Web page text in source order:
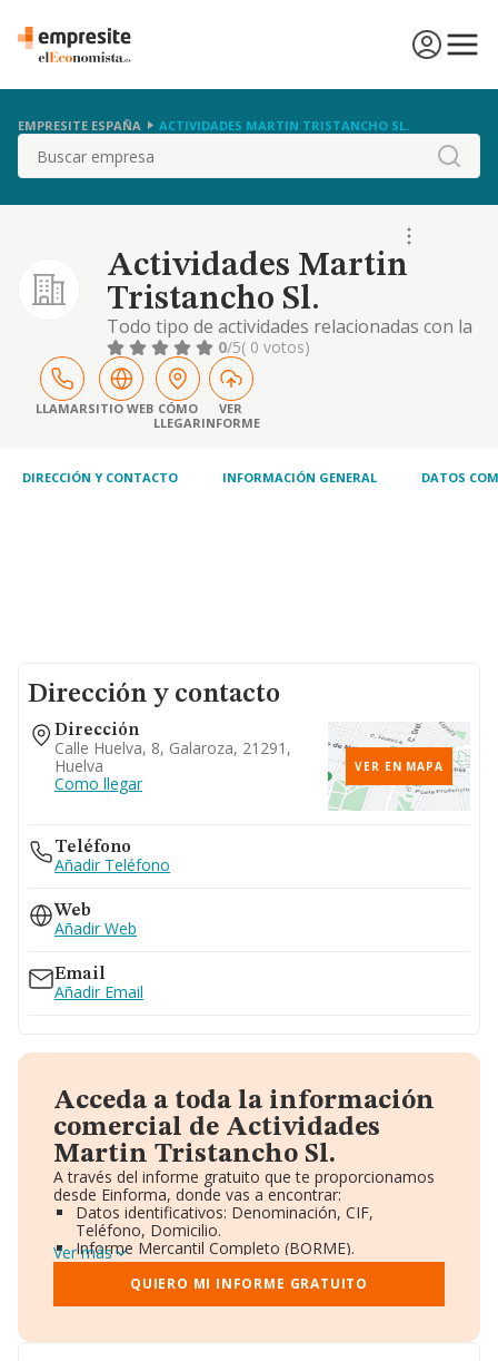
EMPRESITE ESPAÑA ACTIVIDADES MARTIN TRISTANCHO SL.
Buscar
Actividades Martin
Tristancho Sl.
Todo tipo de actividades relacionadas con la
hostelería y restauración. cnae. 5630. cultivo
de plantas. compra venta al por mayor y al
por menor de flor cortada. actividades
relacionadas con floristería y
ornamentación. trabajos agrícolas, diseño y
al por ma
0/5( 0 votos)
LLAMARSITIO WEB CÓMO
LLEGAR
VER
INFORME
DIRECCIÓN Y CONTACTO INFORMACIÓN GENERAL DATOS
Dirección y contacto
Dirección
Calle Huelva, 8, Galaroza, 21291,
Huelva
Como llegar
VER EN MAPA
Teléfono
Añadir Teléfono
Web
Añadir Web
Email
Añadir Email
Acceda a toda la información
comercial de Actividades
Martin Tristancho Sl.
A través del informe gratuito que te proporcionamos
desde Einforma, donde vas a encontrar:
Datos identificativos: Denominación, CIF,
Teléfono, Domicilio.
Informe Mercantil Completo (BORME).
Gráficos de Evolución Ventas y Empleados.
Consejo de Administración y Administradores.
Directivos y Ejecutivos.
Ver más
QUIERO MI INFORME GRATUITO